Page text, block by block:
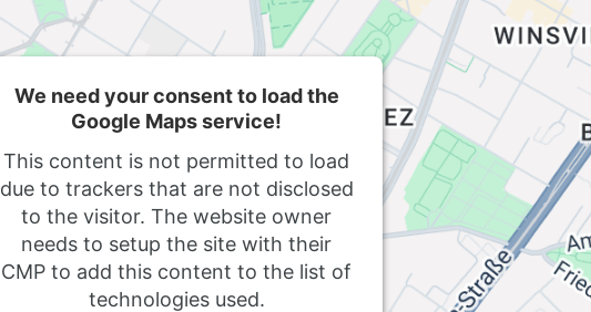
We need your consent to load the
Google Maps service!
This content is not permitted to load
due to trackers that are not disclosed
to the visitor. The website owner
needs to setup the site with their
CMP to add this content to the list of
technologies used.